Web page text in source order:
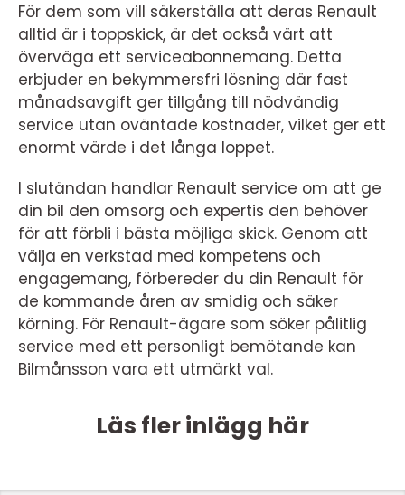
För dem som vill säkerställa att deras Renault
alltid är i toppskick, är det också värt att
överväga ett serviceabonnemang. Detta
erbjuder en bekymmersfri lösning där fast
månadsavgift ger tillgång till nödvändig
service utan oväntade kostnader, vilket ger ett
enormt värde i det långa loppet.
I slutändan handlar Renault service om att ge
din bil den omsorg och expertis den behöver
för att förbli i bästa möjliga skick. Genom att
välja en verkstad med kompetens och
engagemang, förbereder du din Renault för
de kommande åren av smidig och säker
körning. För Renault-ägare som söker pålitlig
service med ett personligt bemötande kan
Bilmånsson vara ett utmärkt val.
Läs fler inlägg här